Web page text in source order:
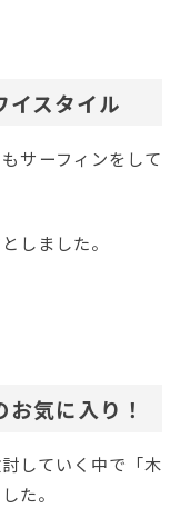
イスタイル
サーフィンをして
しました。
お気に入り！
していく中で「木
た。